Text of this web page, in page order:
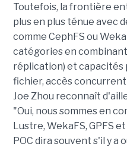
Toutefois, la frontière
plus en plus ténue avec
comme CephFS ou
catégories en
réplication) et capacités
fichier, accès concurrent
Joe Zhou reconnaît
"Oui, nous sommes en
Lustre, WekaFS, GPFS
POC dira souvent s'il y a